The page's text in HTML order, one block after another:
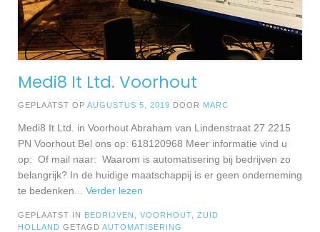
Medi8 It Ltd. Voorhout
GEPLAATST OP AUGUSTUS 5, 2019 DOOR MARC
Medi8 It Ltd. in Voorhout Abraham van Lindenstraat 27 2215
PN Voorhout Bel ons op: 618120968 Meer informatie vind u
op: Of mail naar: Waarom is automatisering bij bedrijven zo
belangrijk? In de huidige maatschappij is er geen onderneming
te bedenken ... Verder lezen
GEPLAATST IN BEDRIJVEN VOORHOUT
ZUID
HOLLAND GETAGD AUTOMATISERING